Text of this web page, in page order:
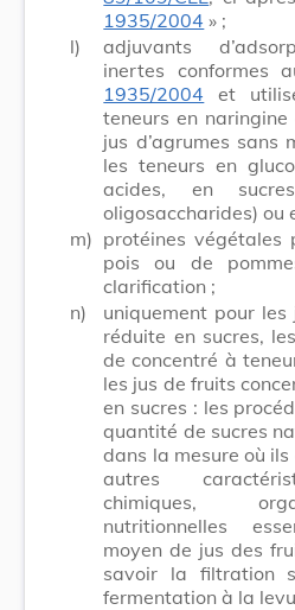
1935/2004 » ;
l)
adjuvants
inertes conformes
1935/2004 et
teneurs en
jus d’agrumes sans
les teneurs en
acides, en
oligosaccharides) ou
m) protéines végétales
pois ou de
clarification ;
n)
uniquement pour
réduite en sucres,
de concentré à
les jus de fruits
en sucres : les
quantité de sucres
dans la mesure où
autres
chimiques,
nutritionnelles
moyen de jus des
savoir la filtration
fermentation à la